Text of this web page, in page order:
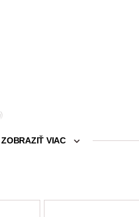
ZOBRAZIŤ VIAC